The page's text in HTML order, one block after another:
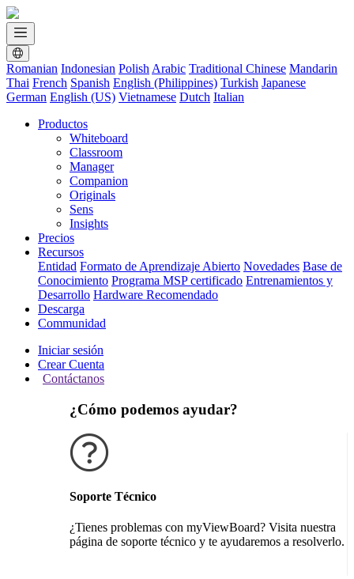
Romanian Indonesian Polish Arabic Traditional Chinese Mandarin
Thai French Spanish English (Philippines) Turkish Japanese
German English (US) Vietnamese Dutch Italian
Productos
Whiteboard
Classroom
Manager
Companion
Originals
Sens
Insights
Precios
Recursos
Entidad Formato de Aprendizaje Abierto Novedades Base de
Conocimiento Programa MSP certificado Entrenamientos y
Desarrollo Hardware Recomendado
Descarga
Communidad
Iniciar sesión
Crear Cuenta
Contáctanos
¿Cómo podemos ayudar?
Soporte Técnico
¿Tienes problemas con myViewBoard? Visita nuestra
página de soporte técnico y te ayudaremos a resolverlo.